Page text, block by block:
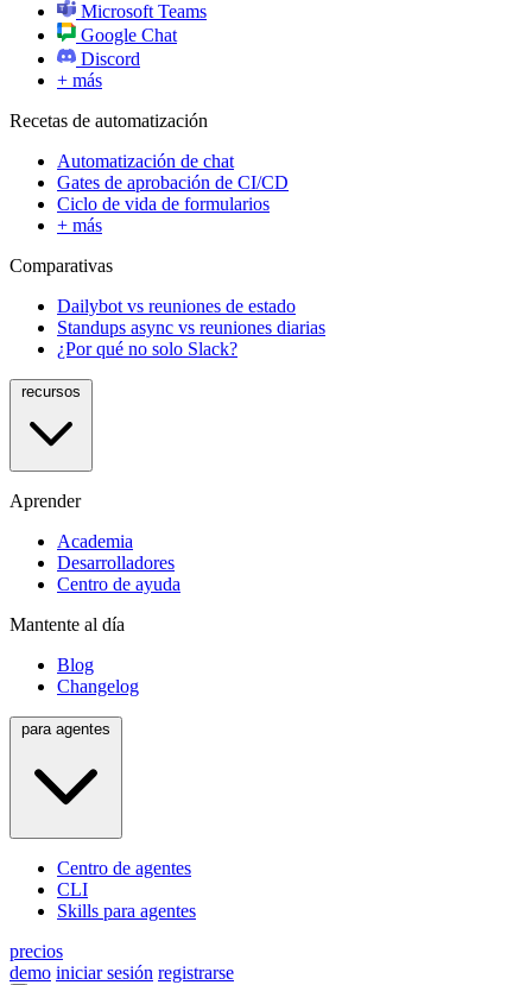
Microsoft Teams
Google Chat
Discord
+ más
Recetas de automatización
Automatización de chat
Gates de aprobación de CI/CD
Ciclo de vida de formularios
+ más
Comparativas
Dailybot vs reuniones de estado
Standups async vs reuniones diarias
¿Por qué no solo Slack?
Aprender
Academia
Desarrolladores
Centro de ayuda
Mantente al día
Blog
Changelog
Centro de agentes
CLI
Skills para agentes
precios
demo iniciar sesión registrarse